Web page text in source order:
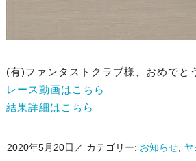
(有)ファンタストクラブ様、おめでと
レース動画はこちら
結果詳細はこちら
2020年5月20日／ カテゴリー: お知らせ, ヤ